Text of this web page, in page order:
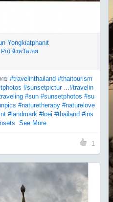
Yongkiatphanit
จังหวัดเลย
ย #travelinthailand #thaitourism
#sunsetpictur ...#travelin
#sun #sunsetphotos #su
#naturetherapy #naturelove
#landmark #loei #thailand #ins
See More
1